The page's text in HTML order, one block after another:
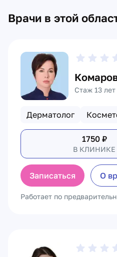
Врачи в этой
Стаж 13 лет
Дерматолог
1750₽
В КЛИНИКЕ
Записаться О
Работает по